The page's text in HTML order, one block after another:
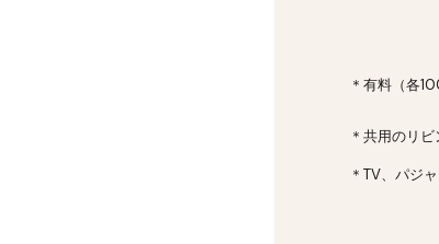
＊有料（各
＊共用のリ
＊TV、パジ